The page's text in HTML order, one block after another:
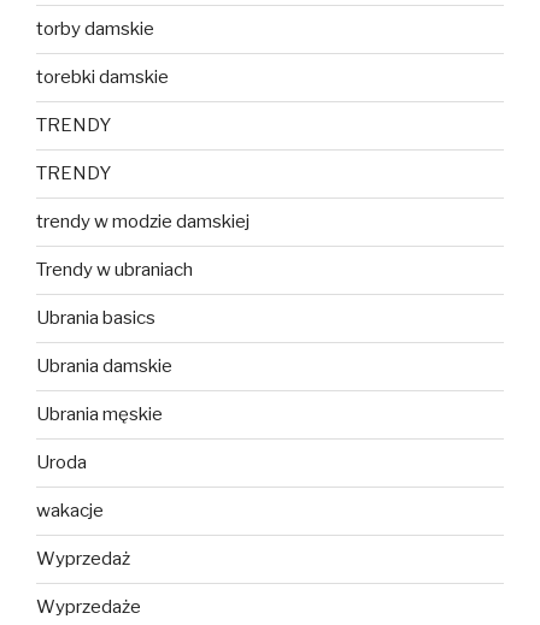
torby damskie
torebki damskie
TRENDY
TRENDY
trendy w modzie damskiej
Trendy w ubraniach
Ubrania basics
Ubrania damskie
Ubrania męskie
Uroda
wakacje
Wyprzedaż
Wyprzedaże